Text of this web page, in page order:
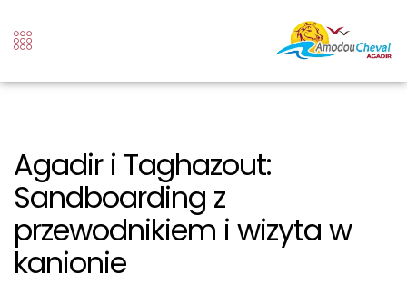
Agadir i Taghazout:
Sandboarding z
przewodnikiem i wizyta w
kanionie